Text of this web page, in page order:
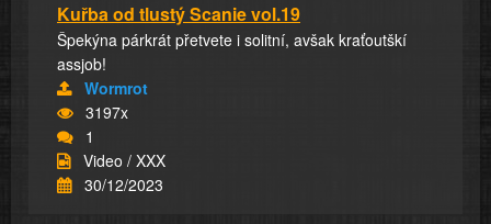
Kuřba od tlustý Scanie vol.19
Špekýna párkrát přetvete i solitní, avšak kraťoutškí
assjob!
Wormrot
3197x
1
Video / XXX
30/12/2023